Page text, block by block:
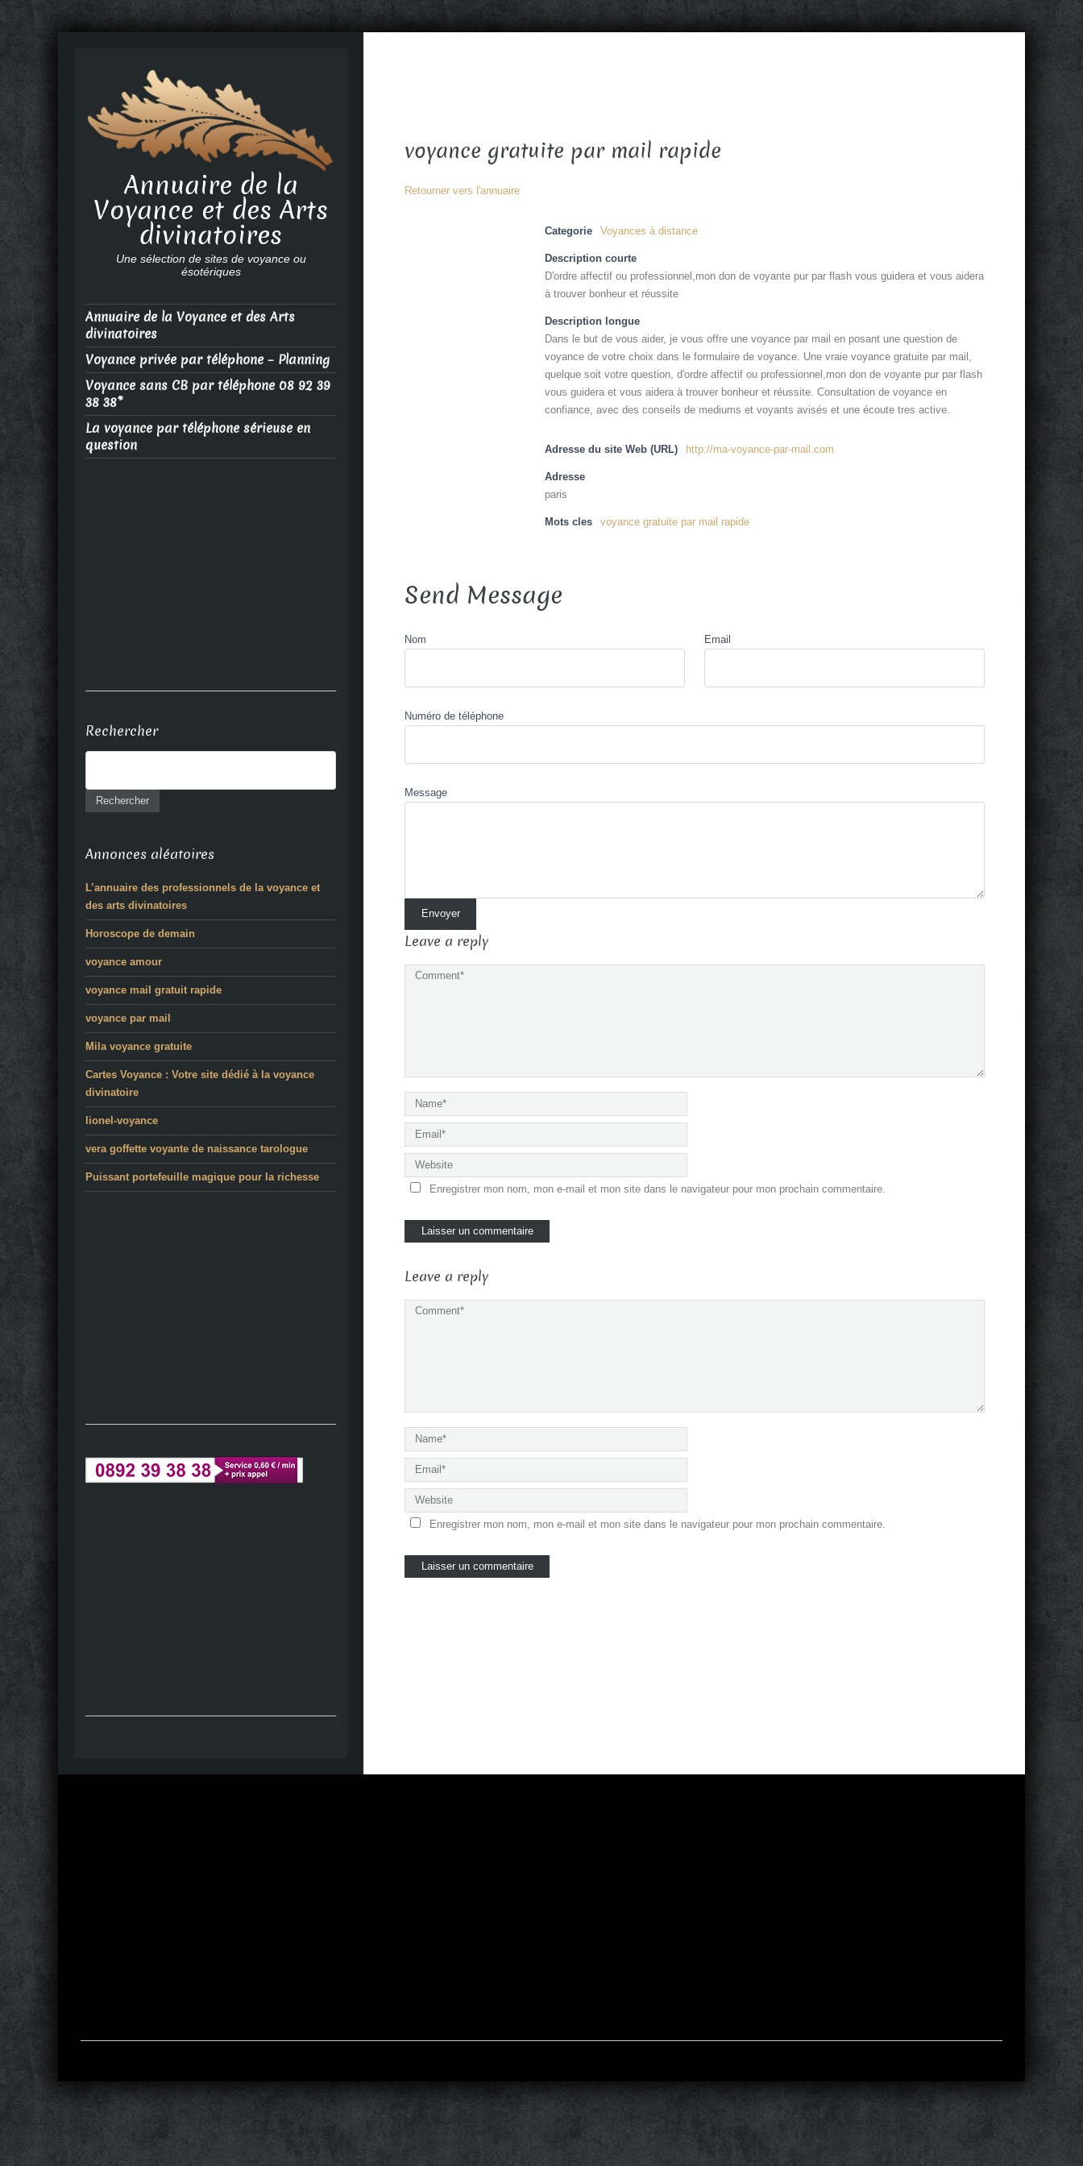
voyance gratuite par mail rapide
Retourner vers l'annuaire
Categorie Voyances à distance
Description courte
D'ordre affectif ou professionnel,mon don de voyante pur par flash vous guidera et vous aidera
à trouver bonheur et réussite
Description longue
Dans le but de vous aider, je vous offre une voyance par mail en posant une question de
voyance de votre choix dans le formulaire de voyance. Une vraie voyance gratuite par mail,
quelque soit votre question, d'ordre affectif ou professionnel,mon don de voyante pur par flash
vous guidera et vous aidera à trouver bonheur et réussite. Consultation de voyance en
confiance, avec des conseils de mediums et voyants avisés et une écoute tres active.
Adresse du site Web (URL) http://ma-voyance-par-mail.com
Adresse
paris
Mots cles voyance gratuite par mail rapide
Send Message
Nom Email
Numéro de téléphone
Message
Leave a reply
Enregistrer mon nom, mon e-mail et mon site dans le navigateur pour mon prochain commentaire.
Leave a reply
Enregistrer mon nom, mon e-mail et mon site dans le navigateur pour mon prochain commentaire.
Annuaire de la
Voyance et des Arts
divinatoires
Une sélection de sites de voyance ou
ésotériques
Annuaire de la Voyance et des Arts
divinatoires
Voyance privée par téléphone – Planning
Voyance sans CB par téléphone 08 92 39
38 38*
La voyance par téléphone sérieuse en
question
Rechercher
Annonces aléatoires
L’annuaire des professionnels de la voyance et
des arts divinatoires
Horoscope de demain
voyance amour
voyance mail gratuit rapide
voyance par mail
Mila voyance gratuite
Cartes Voyance : Votre site dédié à la voyance
divinatoire
lionel-voyance
vera goffette voyante de naissance tarologue
Puissant portefeuille magique pour la richesse